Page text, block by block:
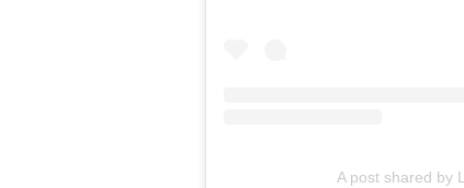
A post shared by